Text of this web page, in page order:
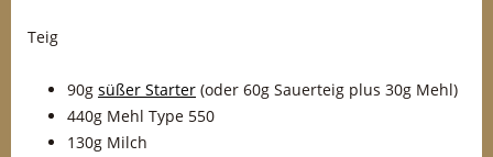
Teig
90g süßer Starter (oder 60g Sauerteig plus 30g Mehl)
440g Mehl Type 550
130g Milch